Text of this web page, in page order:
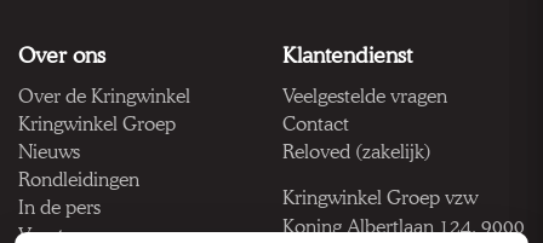
Over ons
Over de Kringwinkel
Kringwinkel Groep
Nieuws
Rondleidingen
In de pers
Vacatures
Klantendienst
Veelgestelde vragen
Contact
Reloved (zakelijk)
Kringwinkel Groep vzw
Koning Albertlaan 124, 9000